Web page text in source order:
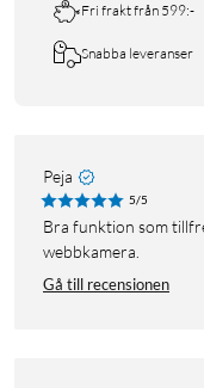
Fri frakt från 599:-
Snabba leveranser
Peja
5/5
Bra funktion som tillfredsställer mina behov för en
webbkamera.
Gå till recensionen